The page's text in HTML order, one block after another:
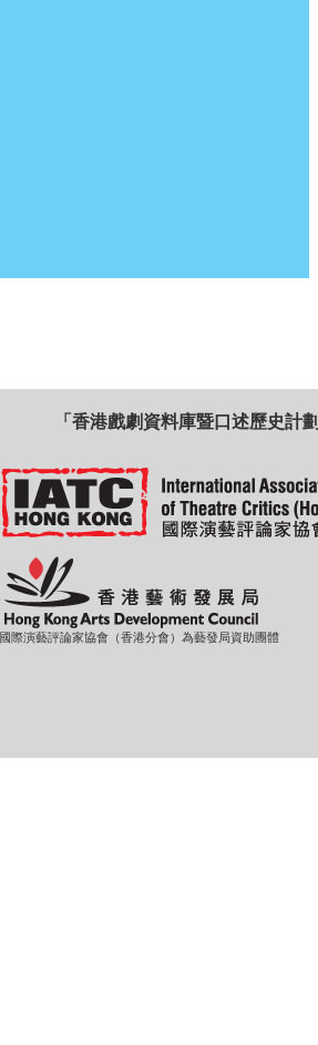
「香港戲劇資料庫暨口述歷史計
國際演藝評論家協會（香港分會）為藝發局資助團體